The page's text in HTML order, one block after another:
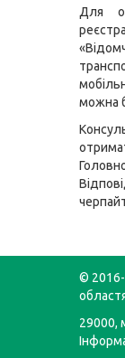
Для
можна
© 2016-
29000,